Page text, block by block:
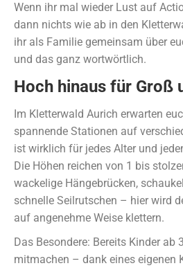
Wenn ihr mal wieder Lust auf
dann nichts wie ab in den
ihr als Familie gemeinsam über
und das ganz wortwörtlich.
Hoch hinaus für Groß
Im Kletterwald Aurich erwarten
spannende Stationen auf
ist wirklich für jedes Alter und
Die Höhen reichen von 1 bis
wackelige Hängebrücken,
schnelle Seilrutschen – hier wird
auf angenehme Weise klettern.
Das Besondere: Bereits Kinder ab
mitmachen – dank eines eigenen